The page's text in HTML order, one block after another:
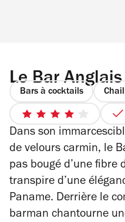
Le Bar
Bars à cocktails
4
sur
5
étoiles
Dans son
de velours carmin, le
pas bougé d’une
transpire d’une
Paname. Derrière le
barman chantourne